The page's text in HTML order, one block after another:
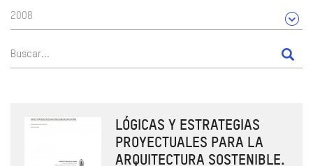
2008
LÓGICAS Y ESTRATEGIAS
PROYECTUALES PARA LA
ARQUITECTURA SOSTENIBLE.